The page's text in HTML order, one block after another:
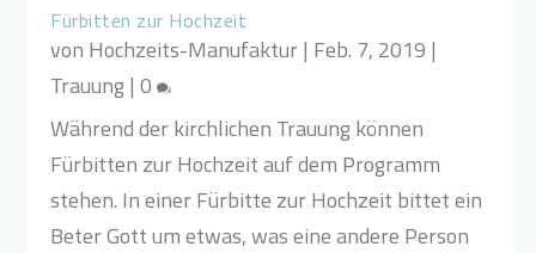
Fürbitten zur Hochzeit
von Hochzeits-Manufaktur| Feb. 7, 2019 |
Trauung|0
Während der kirchlichen Trauung können
Fürbitten zur Hochzeit auf dem Programm
stehen. In einer Fürbitte zur Hochzeit bittet ein
Beter Gott um etwas, was eine andere Person